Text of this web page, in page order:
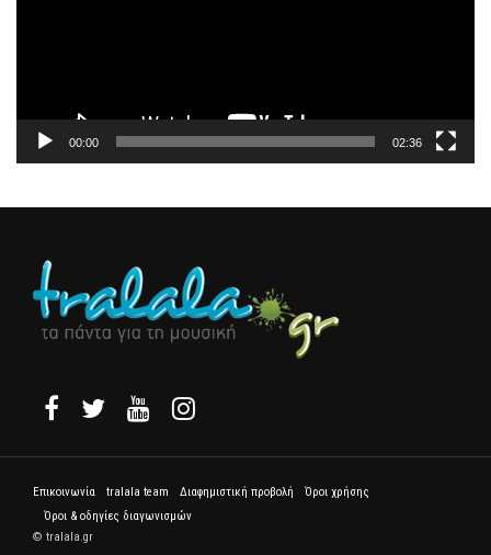
00:00 02:36
Επικοινωνία tralala team Διαφημιστική προβολή
Όροι χρήσης
Όροι & οδηγίες διαγωνισμών
© tralala.gr